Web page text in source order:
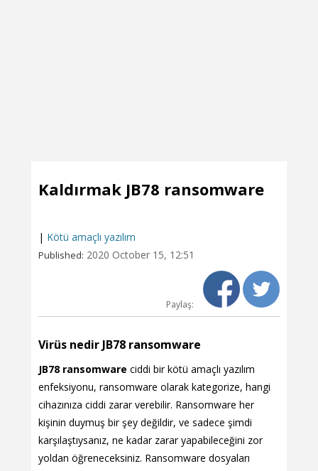
Kaldırmak JB78 ransomware
| Kötü amaçlı yazılım
Published: 2020 October 15, 12:51
Paylaş:
Virüs nedir JB78 ransomware
JB78 ransomware ciddi bir kötü amaçlı yazılım
enfeksiyonu, ransomware olarak kategorize, hangi
cihazınıza ciddi zarar verebilir. Ransomware her
kişinin duymuş bir şey değildir, ve sadece şimdi
karşılaştıysanız, ne kadar zarar yapabileceğini zor
yoldan öğreneceksiniz. Ransomware dosyaları